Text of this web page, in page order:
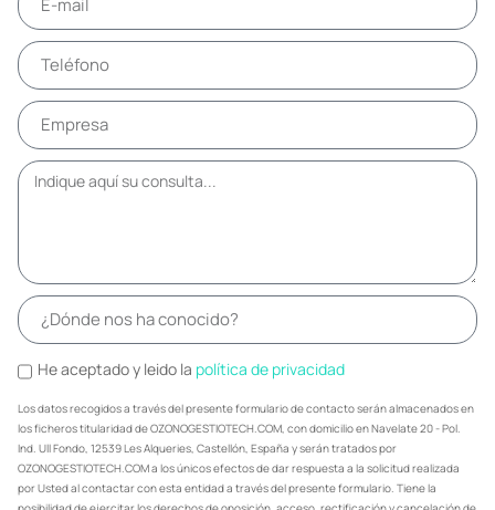
He aceptado y leido la política de privacidad
Los datos recogidos a través del presente formulario de contacto serán almacenados en
los ficheros titularidad de OZONOGESTIOTECH.COM, con domicilio en Navelate 20 - Pol.
Ind. Ull Fondo, 12539 Les Alqueries, Castellón, España y serán tratados por
OZONOGESTIOTECH.COM a los únicos efectos de dar respuesta a la solicitud realizada
por Usted al contactar con esta entidad a través del presente formulario. Tiene la